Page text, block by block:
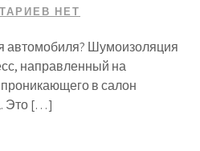
НЕТ
автомобиля? Шумоизоляция
направленный на
в салон
Это […]